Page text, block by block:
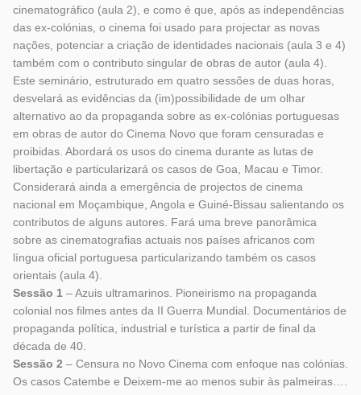
cinematográfico (aula 2), e como é que, após as independências
das ex-colónias, o cinema foi usado para projectar as novas
nações, potenciar a criação de identidades nacionais (aula 3 e 4)
também com o contributo singular de obras de autor (aula 4).
Este seminário, estruturado em quatro sessões de duas horas,
desvelará as evidências da (im)possibilidade de um olhar
alternativo ao da propaganda sobre as ex-colónias portuguesas
em obras de autor do Cinema Novo que foram censuradas e
proibidas. Abordará os usos do cinema durante as lutas de
libertação e particularizará os casos de Goa, Macau e Timor.
Considerará ainda a emergência de projectos de cinema
nacional em Moçambique, Angola e Guiné-Bissau salientando os
contributos de alguns autores. Fará uma breve panorâmica
sobre as cinematografias actuais nos países africanos com
língua oficial portuguesa particularizando também os casos
orientais (aula 4).
Sessão 1 – Azuis ultramarinos. Pioneirismo na propaganda
colonial nos filmes antes da II Guerra Mundial. Documentários de
propaganda política, industrial e turística a partir de final da
década de 40.
Sessão 2 – Censura no Novo Cinema com enfoque nas colónias.
Os casos Catembe e Deixem-me ao menos subir às palmeiras….